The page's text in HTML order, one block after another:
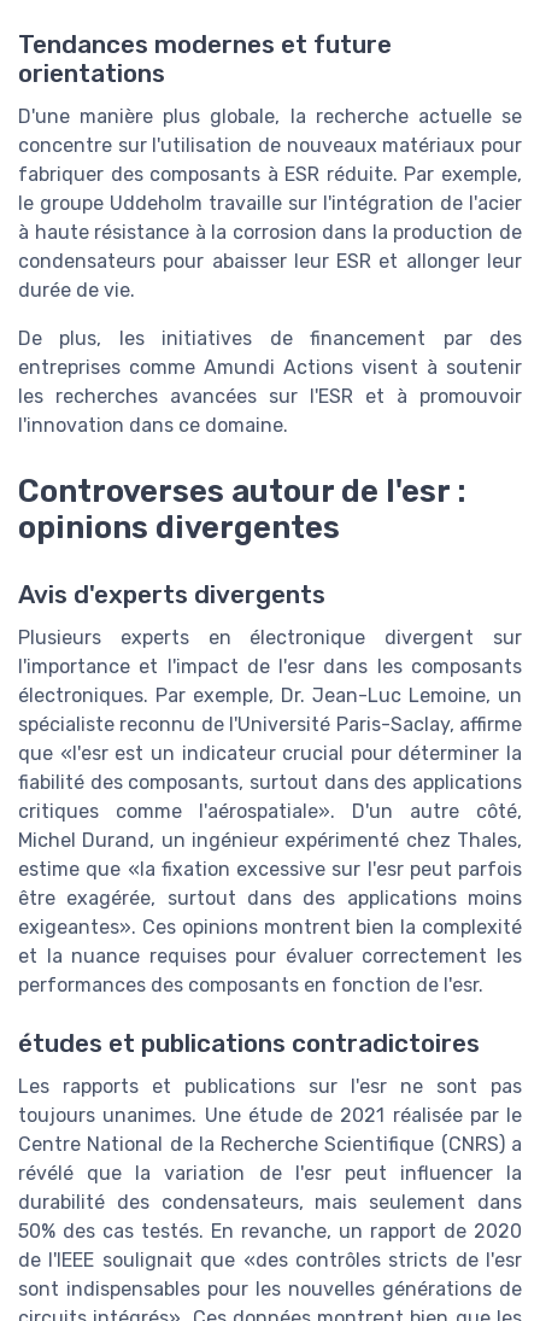
Tendances modernes et future
orientations
D'une manière plus globale, la recherche actuelle se
concentre sur l'utilisation de nouveaux matériaux pour
fabriquer des composants à ESR réduite. Par exemple,
le groupe Uddeholm travaille sur l'intégration de l'acier
à haute résistance à la corrosion dans la production de
condensateurs pour abaisser leur ESR et allonger leur
durée de vie.
De plus, les initiatives de financement par des
entreprises comme Amundi Actions visent à soutenir
les recherches avancées sur l'ESR et à promouvoir
l'innovation dans ce domaine.
Controverses autour de l'esr :
opinions divergentes
Avis d'experts divergents
Plusieurs experts en électronique divergent sur
l'importance et l'impact de l'esr dans les composants
électroniques. Par exemple, Dr. Jean-Luc Lemoine, un
spécialiste reconnu de l'Université Paris-Saclay, affirme
que «l'esr est un indicateur crucial pour déterminer la
fiabilité des composants, surtout dans des applications
critiques comme l'aérospatiale». D'un autre côté,
Michel Durand, un ingénieur expérimenté chez Thales,
estime que «la fixation excessive sur l'esr peut parfois
être exagérée, surtout dans des applications moins
exigeantes». Ces opinions montrent bien la complexité
et la nuance requises pour évaluer correctement les
performances des composants en fonction de l'esr.
études et publications contradictoires
Les rapports et publications sur l'esr ne sont pas
toujours unanimes. Une étude de 2021 réalisée par le
Centre National de la Recherche Scientifique (CNRS) a
révélé que la variation de l'esr peut influencer la
durabilité des condensateurs, mais seulement dans
50% des cas testés. En revanche, un rapport de 2020
de l'IEEE soulignait que «des contrôles stricts de l'esr
sont indispensables pour les nouvelles générations de